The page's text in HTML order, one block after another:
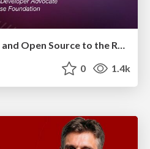
AI in Enterprises - Java and Open Source to the Rescue
0 1.4k